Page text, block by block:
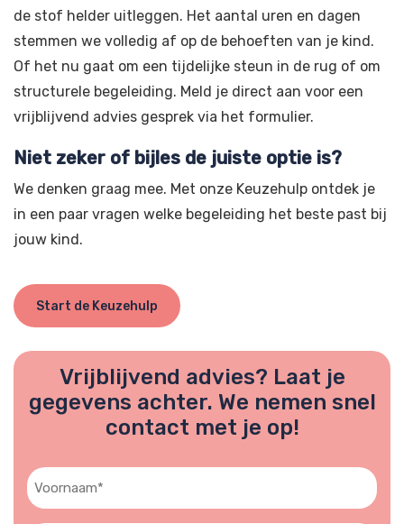
de stof helder uitleggen. Het aantal uren en dagen
stemmen we volledig af op de behoeften van je kind.
Of het nu gaat om een tijdelijke steun in de rug of om
structurele begeleiding. Meld je direct aan voor een
vrijblijvend advies gesprek via het formulier.
Niet zeker of bijles de juiste optie is?
We denken graag mee. Met onze Keuzehulp ontdek je
in een paar vragen welke begeleiding het beste past bij
jouw kind.
Start de Keuzehulp
Vrijblijvend advies? Laat je
gegevens achter. We nemen snel
contact met je op!
Voornaam
(Vereist)